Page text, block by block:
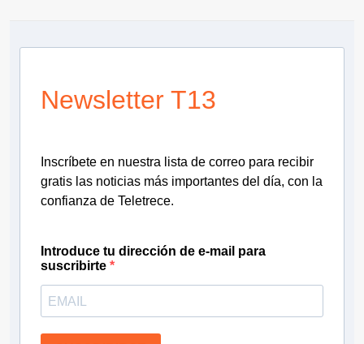
Newsletter T13
Inscríbete en nuestra lista de correo para recibir
gratis las noticias más importantes del día, con la
confianza de Teletrece.
Introduce tu dirección de e-mail para
suscribirte